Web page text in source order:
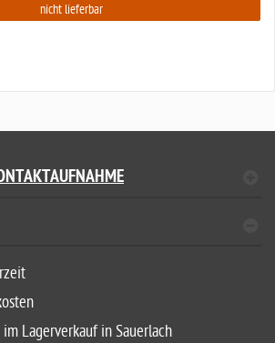
nicht lieferbar
Lagerverkauf in Sauerlach